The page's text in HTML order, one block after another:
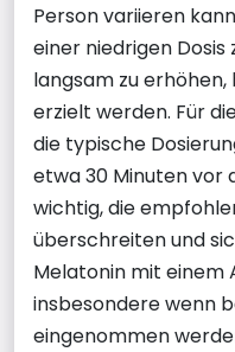
Person variieren
einer niedrigen Dosis
langsam zu
erzielt werden. Für
die typische
etwa 30 Minuten vor
wichtig, die
überschreiten und
Melatonin mit einem
insbesondere wenn
eingenommen